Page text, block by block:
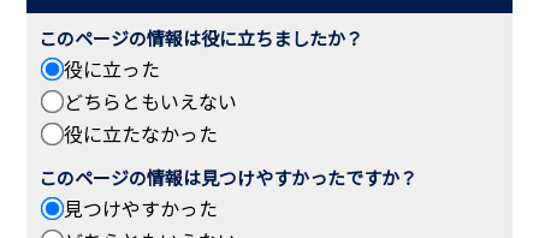
このページの情報は役に立ちましたか？
役に立った
どちらともいえない
役に立たなかった
このページの情報は見つけやすかったですか？
見つけやすかった